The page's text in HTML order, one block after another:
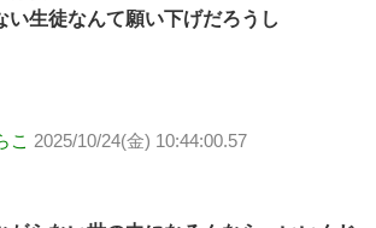
い生徒なんて願い下げだろうし
こ 2025/10/24(金) 10:44:00.57